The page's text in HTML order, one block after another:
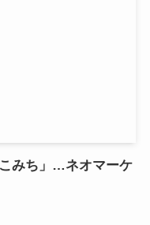
みち」…ネオマーケ